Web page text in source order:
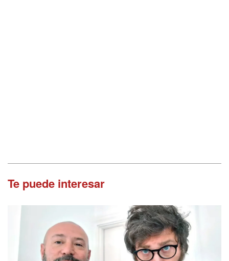
Te puede interesar